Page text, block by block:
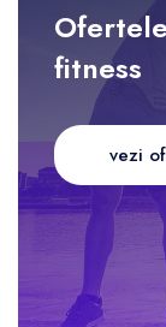
fitness
vezi